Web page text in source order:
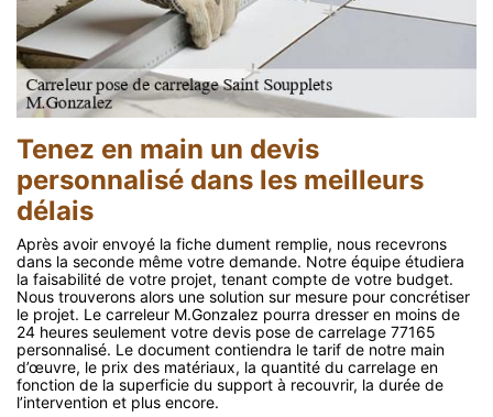
Tenez en main un devis
personnalisé dans les meilleurs
délais
Après avoir envoyé la fiche dument remplie, nous recevrons
dans la seconde même votre demande. Notre équipe étudiera
la faisabilité de votre projet, tenant compte de votre budget.
Nous trouverons alors une solution sur mesure pour concrétiser
le projet. Le carreleur M.Gonzalez pourra dresser en moins de
24 heures seulement votre devis pose de carrelage 77165
personnalisé. Le document contiendra le tarif de notre main
d’œuvre, le prix des matériaux, la quantité du carrelage en
fonction de la superficie du support à recouvrir, la durée de
l’intervention et plus encore.